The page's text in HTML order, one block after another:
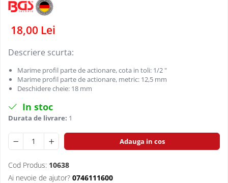
Dispozitive pentru anvelope
Alternator, Fulie
Mazda
Mercedes-Benz
Nissan
Opel
Peugeot
Porsche
Renault
Saab
Skoda
Subaru
Dispozitive magnetice, oglinzi,
lampi
18,00 Lei
Descriere scurta:
Marime profil parte de actionare, cota in toli: 1/2 "
Marime profil parte de actionare, metric: 12,5 mm
Deschidere cheie: 18 mm
In stoc
Durata de livrare: 1
Adauga in cos
Cod Produs: 10638
Ai nevoie de ajutor? 0746111600